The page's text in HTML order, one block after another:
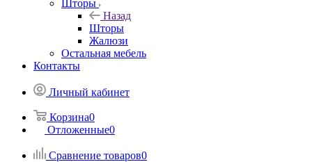
Шторы
Назад
Шторы
Жалюзи
Остальная мебель
Контакты
Личный кабинет
Корзина0
Отложенные0
Сравнение товаров0